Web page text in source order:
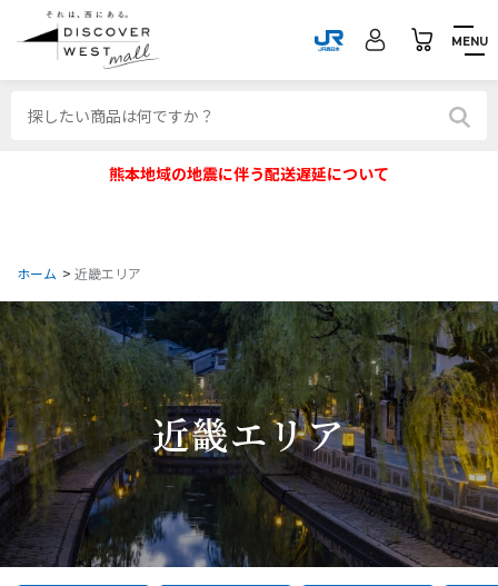
MENU
熊本地域の地震に伴う配送遅延について
ホーム > 近畿エリア
近畿エリア